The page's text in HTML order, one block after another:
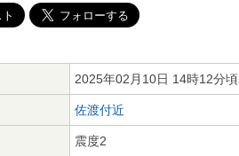
2025年02月10日 14時12分頃
佐渡付近
震度2